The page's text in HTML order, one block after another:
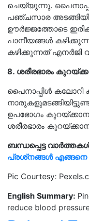
ചെയ്യുന്നു.
പഞ്ചസാര
ഊർജ്ജത്തോടെ
പാനീയങ്ങൾ
കഴിക്കുന്നത് എനർജി
8. ശരീരഭാരം
പൈനാപ്പിൾ
ഉപഭോഗം
ശരീരഭാരം
ബന്ധപ്പെട്ട
പ്രശ്‌നങ്ങൾ എങ്ങനെ
Pic Courtesy:
English Summary:
reduce blood